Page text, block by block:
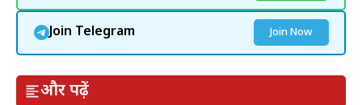
Join Telegram Join Now
और पढ़ें